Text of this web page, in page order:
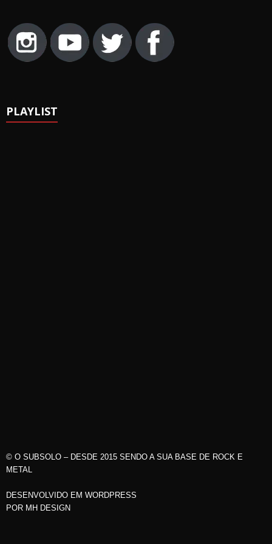
PLAYLIST
© O SUBSOLO – DESDE 2015 SENDO A SUA BASE DE ROCK E
METAL
DESENVOLVIDO EM WORDPRESS
POR MH DESIGN